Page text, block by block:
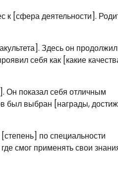
к [сфера деятельности].
Здесь он продолжил
себя как [какие
Он показал себя отличным
был выбран [награды,
по специальности
смог применять свои